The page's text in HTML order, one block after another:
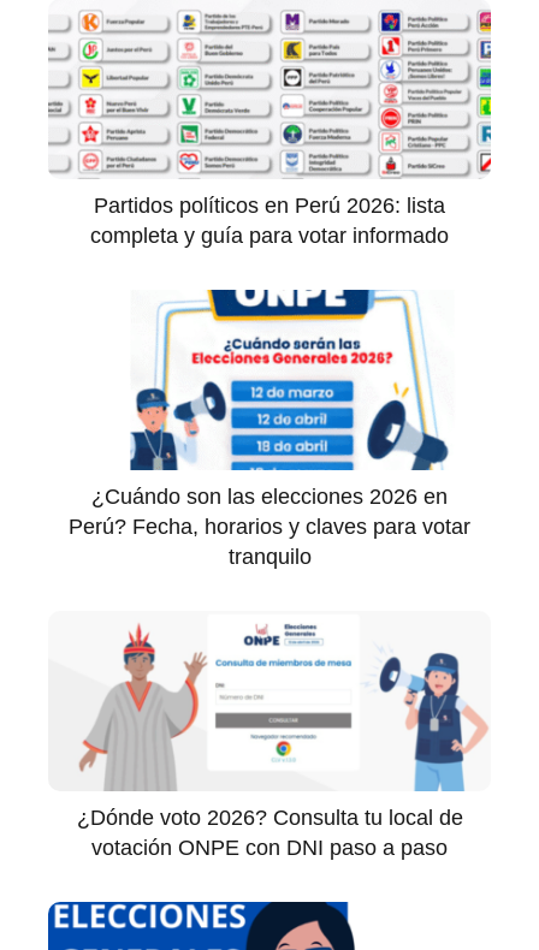
Partidos políticos en Perú 2026: lista
completa y guía para votar informado
¿Cuándo son las elecciones 2026 en
Perú? Fecha, horarios y claves para votar
tranquilo
¿Dónde voto 2026? Consulta tu local de
votación ONPE con DNI paso a paso